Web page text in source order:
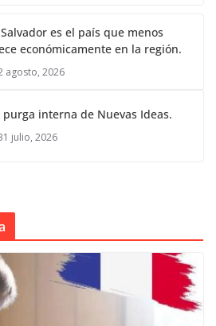
es el país que menos
económicamente en la región.
agosto, 2026
purga interna de Nuevas Ideas.
julio, 2026